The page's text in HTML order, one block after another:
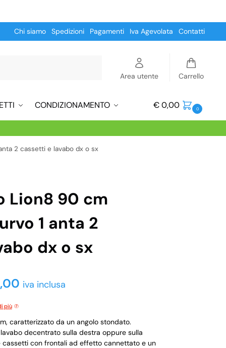
Chi siamo Spedizioni Pagamenti Iva Agevolata Contatti
Area utente Carrello
CONDIZIONAMENTO €0,00 0
2 cassetti e lavabo dx o sx
Lion8 90 cm
1 anta 2
dx o sx
iva inclusa
più
caratterizzato da un angolo stondato.
decentrato sulla destra oppure sulla
cassetti con frontali ad effetto cannettato e un